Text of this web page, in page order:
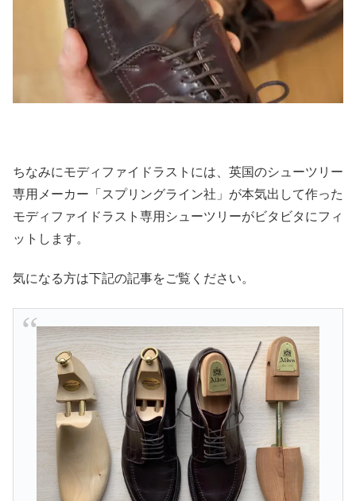
ちなみにモディファイドラストには、英国のシューツリー
専用メーカー「スプリングライン社」が本気出して作った
モディファイドラスト専用シューツリーがビタビタにフィ
ットします。
気になる方は下記の記事をご覧ください。